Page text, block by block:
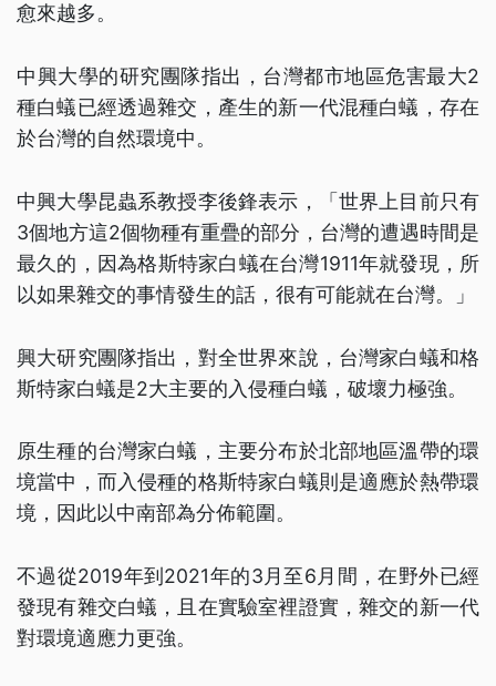
愈來越多。
中興大學的研究團隊指出，台灣都市地區危害最大2
種白蟻已經透過雜交，產生的新一代混種白蟻，存在
於台灣的自然環境中。
中興大學昆蟲系教授李後鋒表示，「世界上目前只有
3個地方這2個物種有重疊的部分，台灣的遭遇時間是
最久的，因為格斯特家白蟻在台灣1911年就發現，所
以如果雜交的事情發生的話，很有可能就在台灣。」
興大研究團隊指出，對全世界來說，台灣家白蟻和格
斯特家白蟻是2大主要的入侵種白蟻，破壞力極強。
原生種的台灣家白蟻，主要分布於北部地區溫帶的環
境當中，而入侵種的格斯特家白蟻則是適應於熱帶環
境，因此以中南部為分佈範圍。
不過從2019年到2021年的3月至6月間，在野外已經
發現有雜交白蟻，且在實驗室裡證實，雜交的新一代
對環境適應力更強。